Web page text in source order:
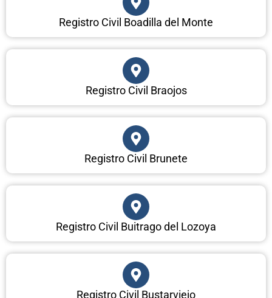
Registro Civil Boadilla del Monte
Registro Civil Braojos
Registro Civil Brunete
Registro Civil Buitrago del Lozoya
Registro Civil Bustarviejo